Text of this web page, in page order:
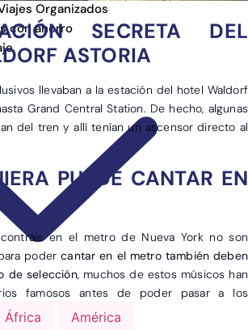
Organizados
con ahorro
África América
SECRETA DEL
ASTORIA
llevaban a la estación del hotel Waldorf
Grand Central Station. De hecho, algunas
del tren y allí tenían un ascensor directo al
PUEDE CANTAR EN
en el metro de Nueva York no son
podercantar en el metro también deben
de selección, muchos de estos músicos han
famosos antes de poder pasar a los